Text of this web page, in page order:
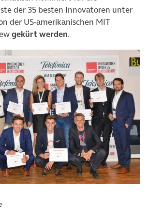
der 35 besten Innovatoren unter
der US-amerikanischen MIT
gekürt werden.